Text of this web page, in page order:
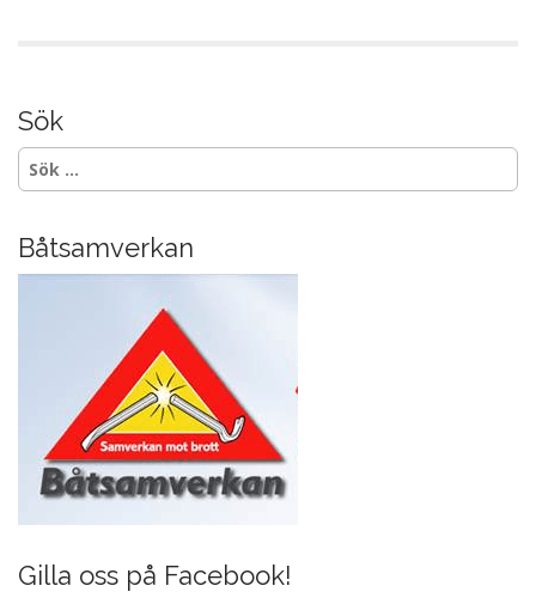
o
o
k
Sök
Sök
efter:
Båtsamverkan
Gilla oss på Facebook!